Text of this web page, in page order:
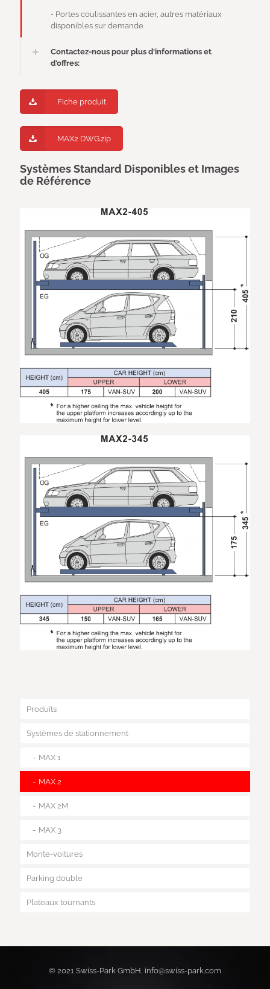
• Portes coulissantes en acier, autres matériaux
disponibles sur demande
Contactez-nous pour plus d'informations et
d'offres:
Fiche produit
MAX2 DWG.zip
Systèmes Standard Disponibles et Images
de Référence
Produits
Systèmes de stationnement
MAX 1
MAX 2
MAX 2M
MAX 3
Monte-voitures
Parking double
Plateaux tournants
© 2021 Swiss-Park GmbH, info@swiss-park.com